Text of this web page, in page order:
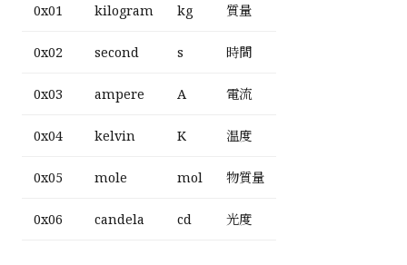
0x01 kilogram kg 質量
0x02 second s 時間
0x03 ampere A 電流
0x04 kelvin K 温度
0x05 mole mol 物質量
0x06 candela cd 光度